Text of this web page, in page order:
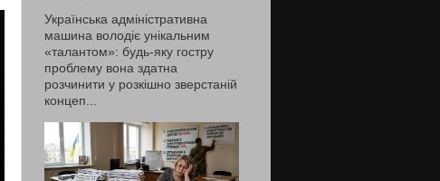
Українська адміністративна
машина володіє унікальним
«талантом»: будь-яку гостру
проблему вона здатна
розчинити у розкішно зверстаній
концеп...